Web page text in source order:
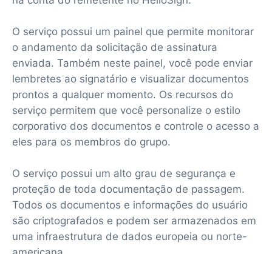
O serviço possui um painel que permite monitorar
o andamento da solicitação de assinatura
enviada. Também neste painel, você pode enviar
lembretes ao signatário e visualizar documentos
prontos a qualquer momento. Os recursos do
serviço permitem que você personalize o estilo
corporativo dos documentos e controle o acesso a
eles para os membros do grupo.
O serviço possui um alto grau de segurança e
proteção de toda documentação de passagem.
Todos os documentos e informações do usuário
são criptografados e podem ser armazenados em
uma infraestrutura de dados europeia ou norte-